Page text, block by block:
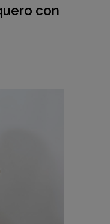
con